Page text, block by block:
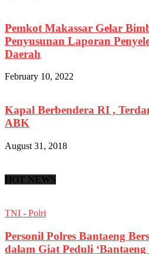
Pemkot Makassar Gelar
Penyusunan Laporan
Daerah
February 10, 2022
Kapal Berbendera RI ,
ABK
August 31, 2018
HOT NEWS
TNI - Polri
Personil Polres Bantaeng
dalam Giat Peduli